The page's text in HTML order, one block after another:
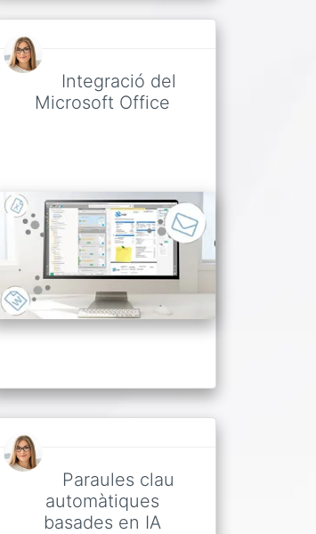
Integració del
Microsoft Office
Paraules clau
automàtiques
basades en IA